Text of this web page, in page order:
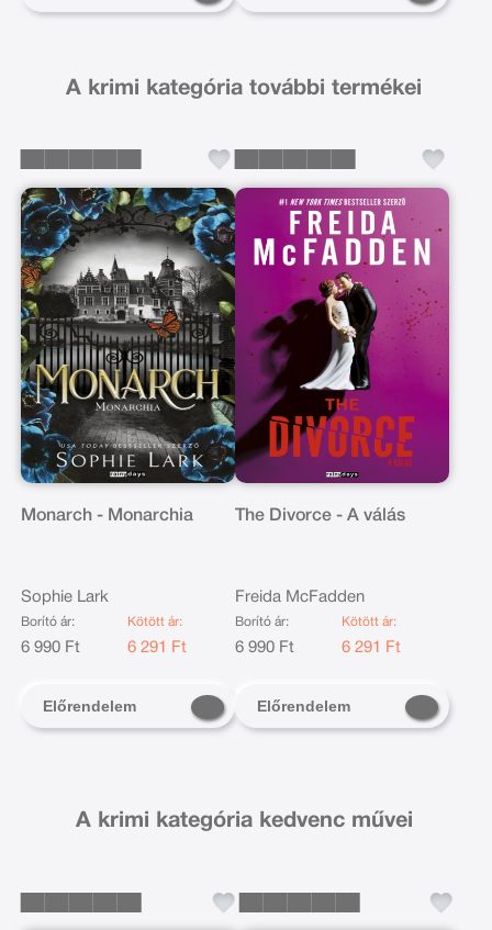
A krimi kategória további termékei
Monarch - Monarchia
Sophie Lark
Borító ár:
6 990 Ft
Kötött ár:
6 291 Ft
Előrendelem
The Divorce - A válás
Freida McFadden
Borító ár:
6 990 Ft
Kötött ár:
6 291 Ft
Előrendelem
A krimi kategória kedvenc művei